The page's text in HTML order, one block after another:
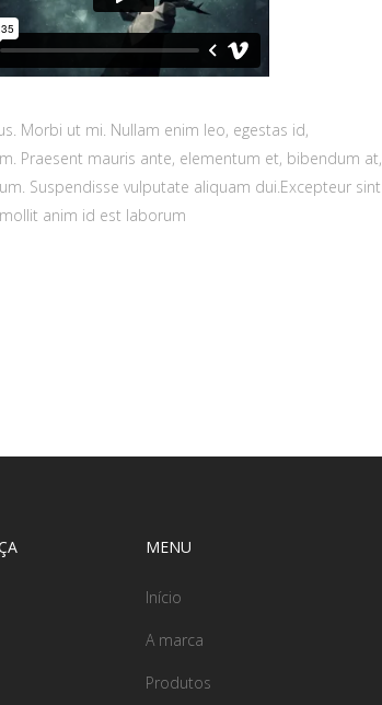
Morbi ut mi. Nullam enim leo, egestas id,
Praesent mauris ante, elementum et, bibendum at,
Suspendisse vulputate aliquam dui.Excepteur sint
anim id est laborum
MENU
Início
A marca
Produtos